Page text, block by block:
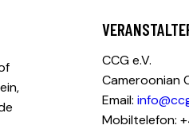
CCG e.V.
Cameroonian
Email:
Mobiltelefon: